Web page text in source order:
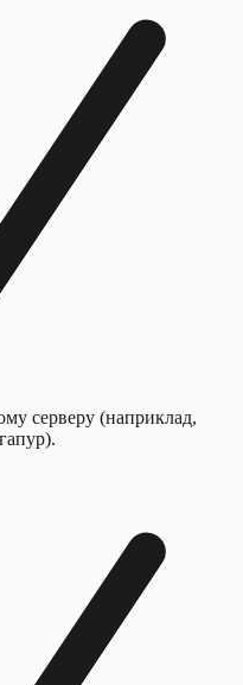
серверу (наприклад,